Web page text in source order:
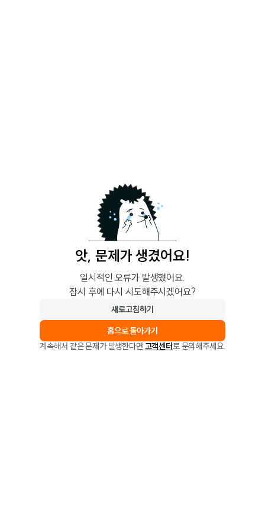
앗, 문제가 생겼어요!
일시적인 오류가 발생했어요.
잠시 후에 다시 시도해주시겠어요?
새로고침하기
홈으로 돌아가기
계속해서 같은 문제가 발생한다면 고객센터로 문의해주세요.